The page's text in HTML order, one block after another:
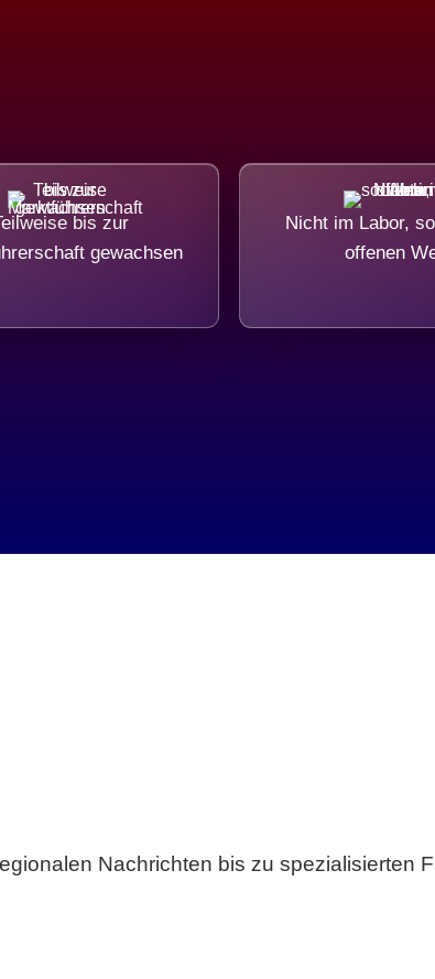
bis zur
gewachsen
Nicht im Labor,
offenen
Nachrichten bis zu spezialisierten